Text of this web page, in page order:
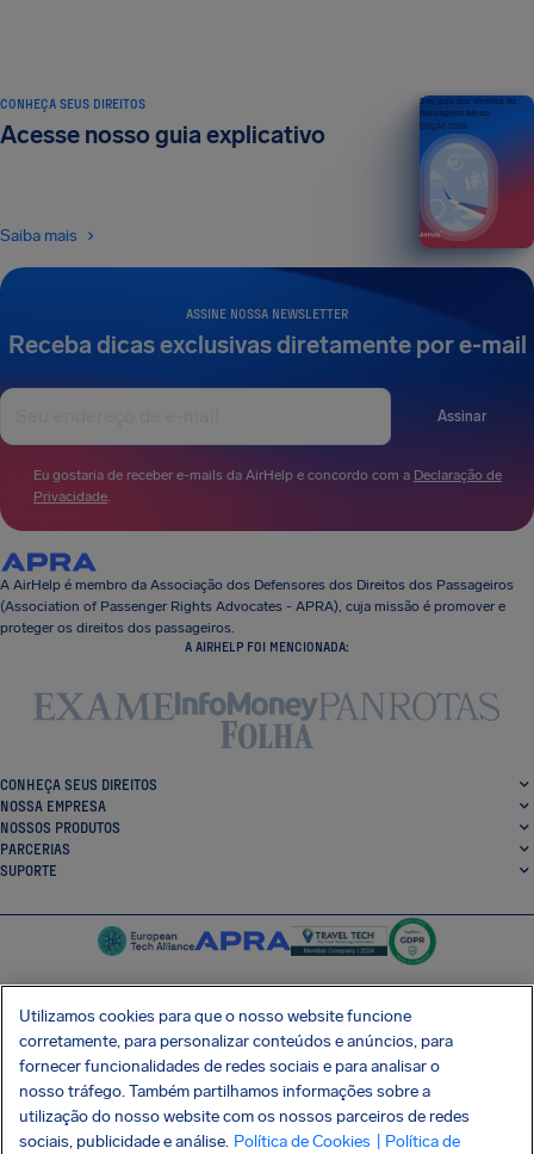
ASSINE NOSSA NEWSLETTER
Receba dicas exclusivas diretamente por e-mail
Assinar
Eu gostaria de receber e-mails da AirHelp e concordo com a Declaração de
Privacidade.
CONHEÇA SEUS DIREITOS
Acesse nosso guia explicativo
Saiba mais
Seu guia dos direitos do
passageiro aéreo
EDIÇÃO 2026
A AirHelp é membro da Associação dos Defensores dos Direitos dos Passageiros
(Association of Passenger Rights Advocates - APRA), cuja missão é promover e
proteger os direitos dos passageiros.
A AIRHELP FOI MENCIONADA:
CONHEÇA SEUS DIREITOS
NOSSA EMPRESA
NOSSOS PRODUTOS
PARCERIAS
SUPORTE
SocialFacebook
SocialTwitter
SocialInstagram
SocialLinkedin
BAIXE GRÁTIS NOSSO APP
Utilizamos cookies para que o nosso website funcione
corretamente, para personalizar conteúdos e anúncios, para
fornecer funcionalidades de redes sociais e para analisar o
nosso tráfego. Também partilhamos informações sobre a
utilização do nosso website com os nossos parceiros de redes
sociais, publicidade e análise. Política de Cookies | Política de